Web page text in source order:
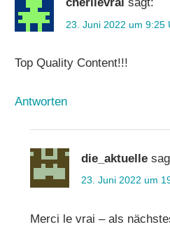
cherilevrai sagt:
23. Juni 2022 um 9:25
Top Quality Content!!!
Antworten
die_aktuelle
23. Juni 2022 um
Merci le vrai – als